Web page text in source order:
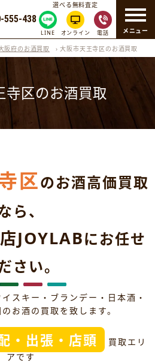
メニュー
555-438
選べる無料査定
LINE オンライン 電話
阪府のお酒買取 ›大阪市天王寺区のお酒買取
寺区のお酒買取
区のお酒高価買取
ら、
JOYLABにお任せ
さい。
スキー・ブランデー・日本酒・
お酒の買取を致します。
・出張・店頭
買取エリ
アです